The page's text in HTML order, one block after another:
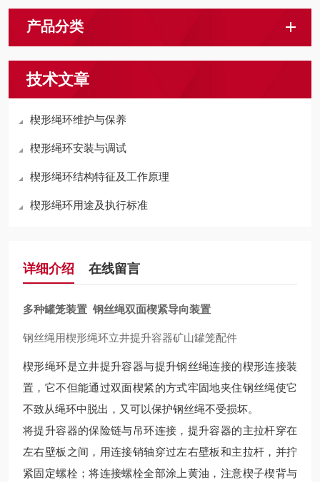
产品分类
技术文章
楔形绳环维护与保养
楔形绳环安装与调试
楔形绳环结构特征及工作原理
楔形绳环用途及执行标准
详细介绍 在线留言
多种罐笼装置 钢丝绳双面楔紧导向装置
钢丝绳用楔形绳环立井提升容器矿山罐笼配件
楔形绳环是立井提升容器与提升钢丝绳连接的楔形连接装
置，它不但能通过双面楔紧的方式牢固地夹住钢丝绳使它
不致从绳环中脱出，又可以保护钢丝绳不受损坏。
将提升容器的保险链与吊环连接，提升容器的主拉杆穿在
左右壁板之间，用连接销轴穿过左右壁板和主拉杆，并拧
紧固定螺栓；将连接螺栓全部涂上黄油，注意楔子楔背与